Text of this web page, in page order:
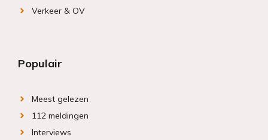
Verkeer & OV
Populair
Meest gelezen
112 meldingen
Interviews